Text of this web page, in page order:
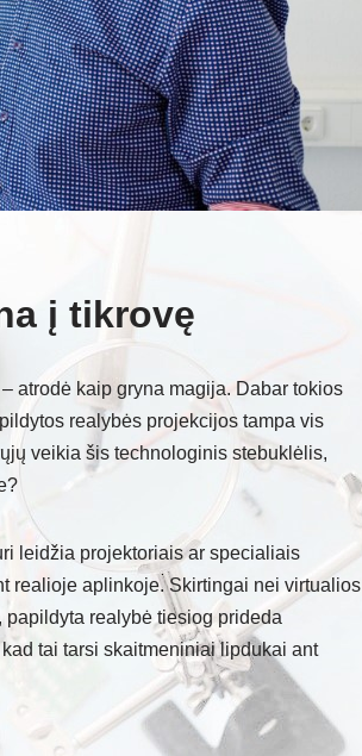
į tikrovę
atrodė kaip gryna magija. Dabar tokios
realybės projekcijos tampa vis
veikia šis technologinis stebuklėlis,
leidžia projektoriais ar specialiais
realioje aplinkoje. Skirtingai nei virtualios
realybė tiesiog prideda
tai tarsi skaitmeniniai lipdukai ant